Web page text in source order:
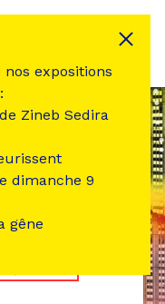
expositions
Zineb Sedira
dimanche 9
gêne